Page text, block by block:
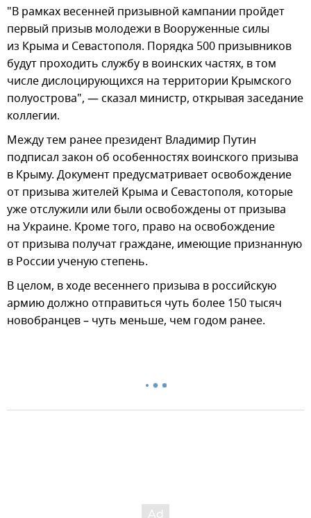
"В рамках весенней призывной кампании пройдет
первый призыв молодежи в Вооруженные силы
из Крыма и Севастополя. Порядка 500 призывников
будут проходить службу в воинских частях, в том
числе дислоцирующихся на территории Крымского
полуострова", — сказал министр, открывая заседание
коллегии.
Между тем ранее президент Владимир Путин
подписал закон об особенностях воинского призыва
в Крыму. Документ предусматривает освобождение
от призыва жителей Крыма и Севастополя, которые
уже отслужили или были освобождены от призыва
на Украине. Кроме того, право на освобождение
от призыва получат граждане, имеющие признанную
в России ученую степень.
В целом, в ходе весеннего призыва в российскую
армию должно отправиться чуть более 150 тысяч
новобранцев – чуть меньше, чем годом ранее.